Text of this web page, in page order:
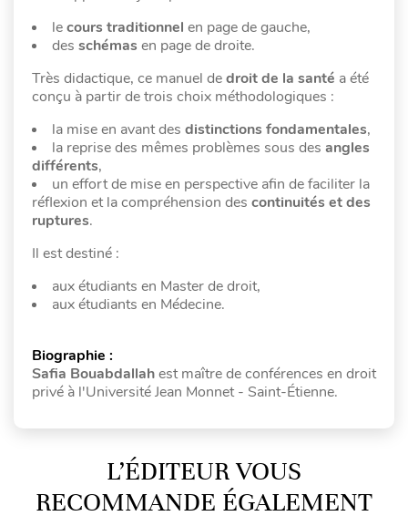
lecours traditionnel en page de gauche,
des schémas en page de droite.
Très didactique, ce manuel dedroit de la santé a été
conçu à partir de trois choix méthodologiques :
la mise en avant des distinctions fondamentales,
la reprise des mêmes problèmes sous des angles
différents,
un effort de mise en perspective afin de faciliter la
réflexion et la compréhension des continuités et des
ruptures.
Il est destiné :
aux étudiants en Master de droit,
aux étudiants en Médecine.
Biographie :
Safia Bouabdallahest maître de conférences en droit
privé à l'Université Jean Monnet - Saint-Étienne.
L’ÉDITEUR VOUS
RECOMMANDE ÉGALEMENT